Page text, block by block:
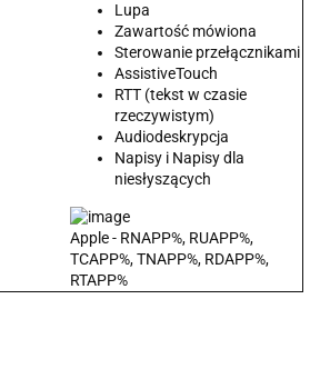
Lupa
Zawartość mówiona
Sterowanie przełącznikami
AssistiveTouch
RTT (tekst w czasie
rzeczywistym)
Audiodeskrypcja
Napisy i Napisy dla
niesłyszących
Apple - RNAPP%, RUAPP%,
TCAPP%, TNAPP%, RDAPP%,
RTAPP%